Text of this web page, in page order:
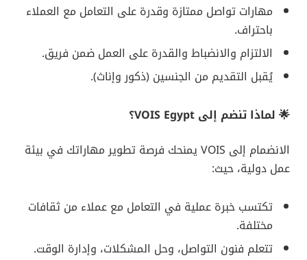
مهارات تواصل ممتازة وقدرة على التعامل مع العملاء
باحتراف.
الالتزام والانضباط والقدرة على العمل ضمن فريق.
يُقبل التقديم من الجنسين (ذكور وإناث).
🌟 لماذا تنضم إلى VOIS Egypt؟
الانضمام إلى VOIS يمنحك فرصة تطوير مهاراتك في بيئة
عمل دولية، حيث:
تكتسب خبرة عملية في التعامل مع عملاء من ثقافات
مختلفة.
تتعلم فنون التواصل، وحل المشكلات، وإدارة الوقت.